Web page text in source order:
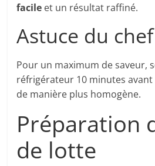
facile et un résultat raffiné.
Astuce du chef
Pour un maximum de saveur,
réfrigérateur 10 minutes avant
de manière plus homogène.
Préparation
de lotte